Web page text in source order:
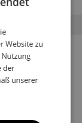
Katalog des
Sie uns, um
Website zu
der
unserer